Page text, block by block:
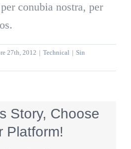
conubia nostra, per
27th, 2012 | Technical | Sin
Story, Choose
Platform!